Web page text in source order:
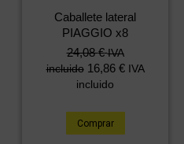
Caballete lateral
PIAGGIO x8
24,08€ IVA
incluido 16,86 € IVA
incluido
Comprar